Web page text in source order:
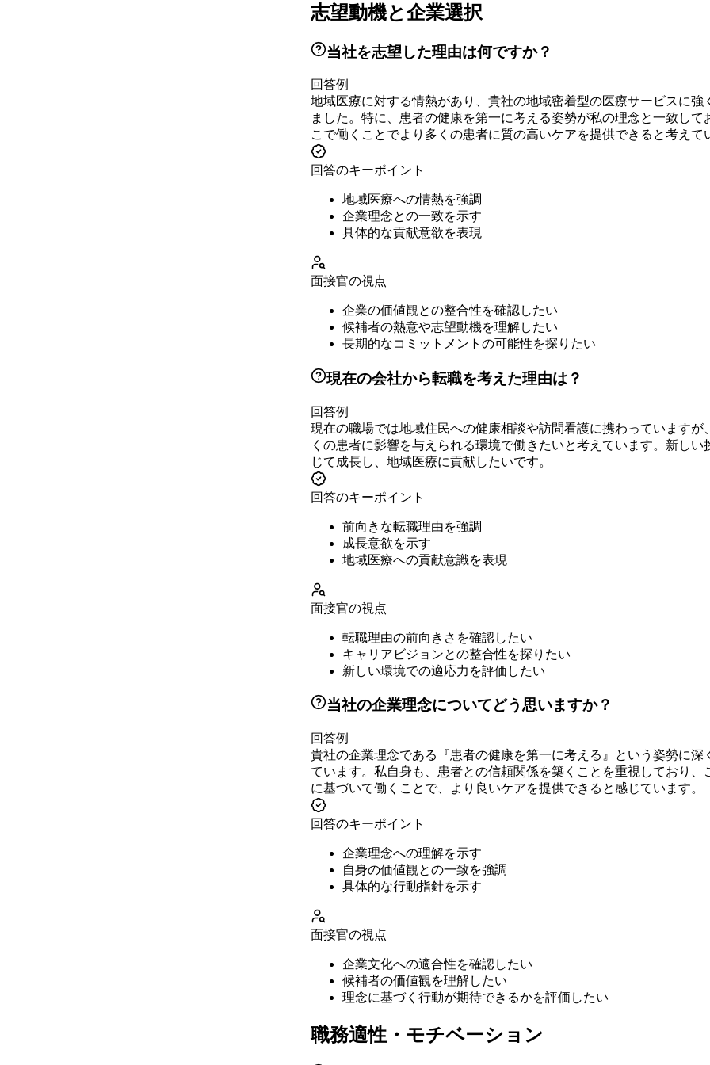
志望動機と企業選択
当社を志望した理由は何ですか？
回答例
地域医療に対する情熱があり、貴社の地域密着型の医療サービスに強
ました。特に、患者の健康を第一に考える姿勢が私の理念と一致して
こで働くことでより多くの患者に質の高いケアを提供できると考えて
回答のキーポイント
地域医療への情熱を強調
企業理念との一致を示す
具体的な貢献意欲を表現
面接官の視点
企業の価値観との整合性を確認したい
候補者の熱意や志望動機を理解したい
長期的なコミットメントの可能性を探りたい
現在の会社から転職を考えた理由は？
回答例
現在の職場では地域住民への健康相談や訪問看護に携わっていますが
くの患者に影響を与えられる環境で働きたいと考えています。新しい
じて成長し、地域医療に貢献したいです。
回答のキーポイント
前向きな転職理由を強調
成長意欲を示す
地域医療への貢献意識を表現
面接官の視点
転職理由の前向きさを確認したい
キャリアビジョンとの整合性を探りたい
新しい環境での適応力を評価したい
当社の企業理念についてどう思いますか？
回答例
貴社の企業理念である『患者の健康を第一に考える』という姿勢に深
ています。私自身も、患者との信頼関係を築くことを重視しており、
に基づいて働くことで、より良いケアを提供できると感じています。
回答のキーポイント
企業理念への理解を示す
自身の価値観との一致を強調
具体的な行動指針を示す
面接官の視点
企業文化への適合性を確認したい
候補者の価値観を理解したい
理念に基づく行動が期待できるかを評価したい
職務適性・モチベーション